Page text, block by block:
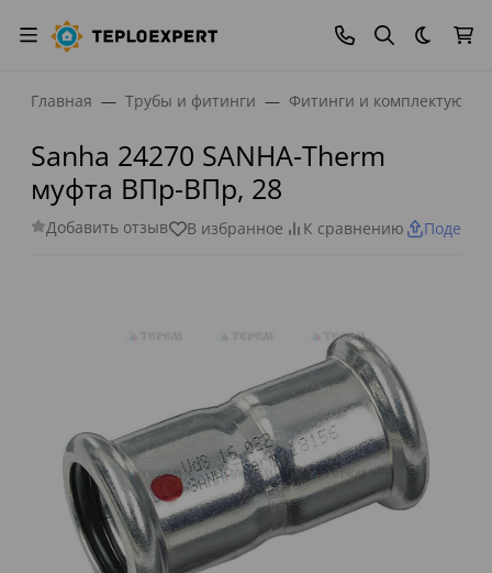
Темная
Главная Трубы и фитинги Фитинги и
Sanha 24270 SANHA-Therm
муфта ВПр-ВПр, 28
Добавить отзыв В избранное К сравнению